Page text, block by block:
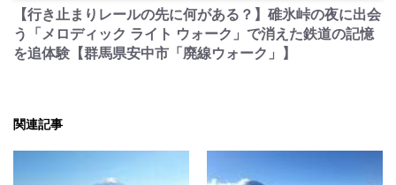
【行き止まりレールの先に何がある？】碓氷峠の夜に出会
う「メロディック ライト ウォーク」で消えた鉄道の記憶
を追体験【群馬県安中市「廃線ウォーク」】
関連記事